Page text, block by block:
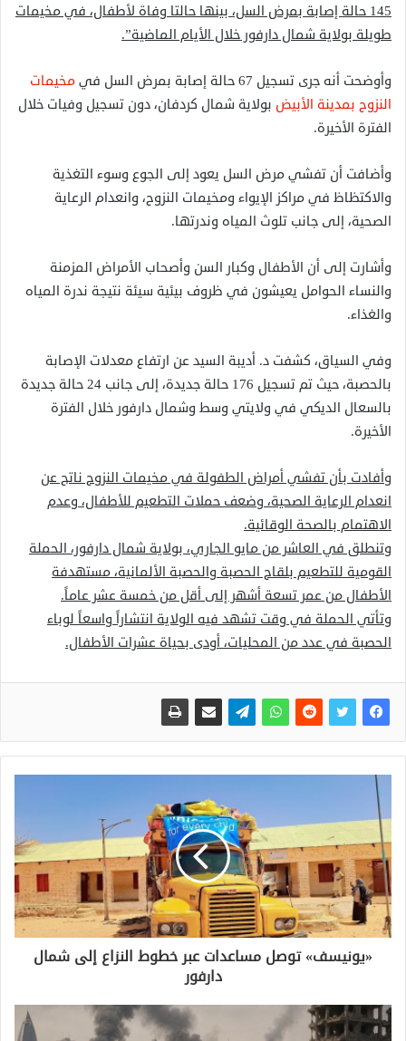
145 حالة إصابة بمرض السل، بينها حالتا وفاة لأطفال، في مخيمات
طويلة بولاية شمال دارفور خلال الأيام الماضية”.
وأوضحت أنه جرى تسجيل 67 حالة إصابة بمرض السل في
مخيمات
النزوح بمدينة الأبيض بولاية شمال كردفان، دون تسجيل وفيات خلال
الفترة الأخيرة.
وأضافت أن تفشي مرض السل يعود إلى الجوع وسوء التغذية
والاكتظاظ في مراكز الإيواء ومخيمات النزوح، وانعدام الرعاية
الصحية، إلى جانب تلوث المياه وندرتها.
وأشارت إلى أن الأطفال وكبار السن وأصحاب الأمراض المزمنة
والنساء الحوامل يعيشون في ظروف بيئية سيئة نتيجة ندرة المياه
والغذاء.
وفي السياق، كشفت د. أديبة السيد عن ارتفاع معدلات الإصابة
بالحصبة، حيث تم تسجيل 176 حالة جديدة، إلى جانب 24 حالة جديدة
بالسعال الديكي في ولايتي وسط وشمال دارفور خلال الفترة
الأخيرة.
وأفادت بأن تفشي أمراض الطفولة في مخيمات النزوح ناتج عن
انعدام الرعاية الصحية، وضعف حملات التطعيم للأطفال، وعدم
الاهتمام بالصحة الوقائية.
وتنطلق في العاشر من مايو الجاري، بولاية شمال دارفور، الحملة
القومية للتطعيم بلقاح الحصبة والحصبة الألمانية، مستهدفة
الأطفال من عمر تسعة أشهر إلى أقل من خمسة عشر عاماً.
وتأتي الحملة في وقت تشهد فيه الولاية انتشاراً واسعاً لوباء
الحصبة في عدد من المحليات، أودى بحياة عشرات الأطفال.
«يونيسف» توصل مساعدات عبر خطوط النزاع إلى شمال
دارفور